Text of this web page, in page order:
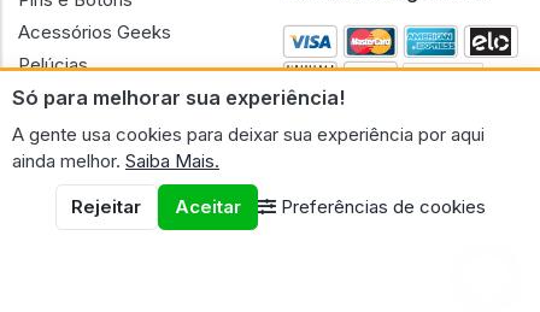
Só para melhorar sua experiência!
A gente usa cookies para deixar sua experiência por aqui
ainda melhor. Saiba Mais.
Rejeitar
Aceitar Preferências de cookies
Acessórios Geeks
Pelúcias
Bonecas
CNPJ n.º 30.220.458/0001-17 - GERAL GEEK PORTAL ELETRONICO